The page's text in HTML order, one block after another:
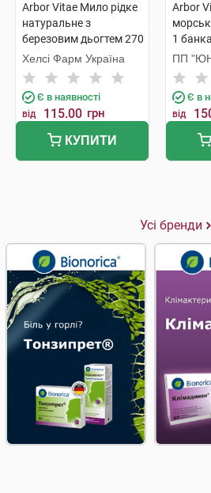
Arbor Vitae Мило рідке
натуральне з
березовим дьогтем 270
г 1 флакон
Хелсі Фарм Україна
Є в наявності
від 115.00 грн
КУПИТИ
Arbor
1
ПП
Є в
від
Усі бренди